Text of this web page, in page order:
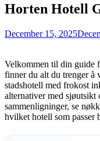
Horten Hotell
December 15, 2025
Velkommen til din guide
finner du alt du trenger å
stadshotell med frokost
alternativer med
sammenligninger, se
hvilket hotell som passer